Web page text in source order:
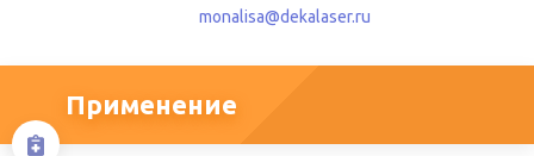
monalisa@dekalaser.ru
Применение